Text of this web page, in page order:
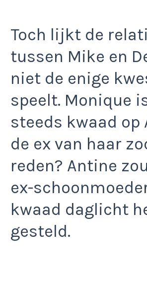
Toch lijkt de
tussen Mike en
niet de enige
speelt. Monique
steeds kwaad op
de ex van haar
reden? Antine
ex-
kwaad daglicht
gesteld.